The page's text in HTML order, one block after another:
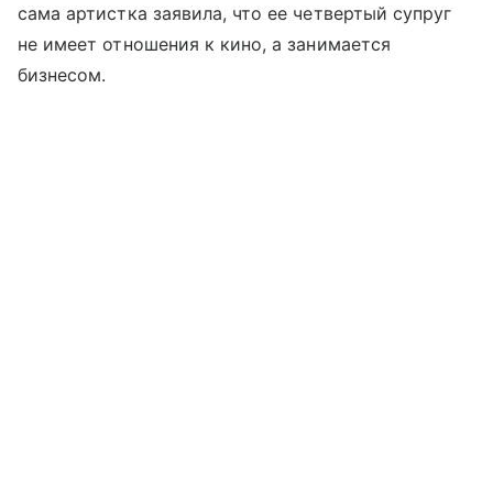
сама артистка заявила, что ее четвертый супруг
не имеет отношения к кино, а занимается
бизнесом.